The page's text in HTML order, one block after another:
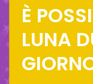
È
LUNA